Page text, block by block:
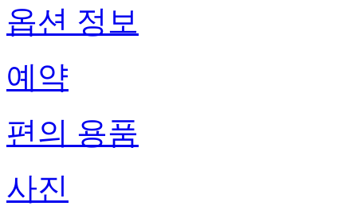
옵션 정보
예약
편의 용품
사진